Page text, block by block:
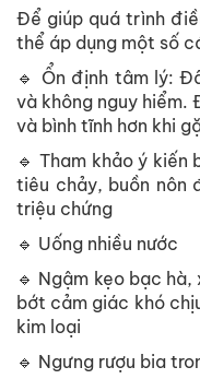
Để giúp quá trình
thể áp dụng một số
🔹 Ổn định tâm lý:
và không nguy hiểm.
và bình tĩnh hơn khi
🔹 Tham khảo ý
tiêu chảy, buồn nôn
triệu chứng
🔹 Uống nhiều nước
🔹 Ngậm kẹo bạc
bớt cảm giác khó
kim loại
🔹 Ngưng rượu bia